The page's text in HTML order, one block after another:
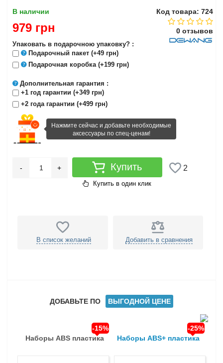
В наличии Код товара: 724
0 отзывов
979 грн
Упаковать в подарочною упаковку? :
Подарочный пакет (+49 грн)
Подарочная коробка(+199 грн)
Дополнительная гарантия :
+1 год гарантии (+349 грн)
+2 года гарантии (+499 грн)
Нажмите сейчас и добавьте необходимые
аксессуары по спец-ценам!
+
- Купить
Купить в один клик
2
В список желаний Добавить в сравнения
ДОБАВЬТЕ ПО ВЫГОДНОЙ ЦЕНЕ
Наборы ABS пластика
-15%
Наборы ABS+ пластика
-25%